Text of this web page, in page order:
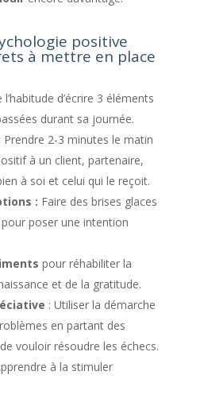
positive
à mettre en place
l’habitude d’écrire 3 éléments
durant sa journée.
: Prendre 2-3 minutes le matin
à un client, partenaire,
à soi et celui qui le reçoit.
: Faire des brises glaces
poser une intention
pour réhabiliter la
et de la gratitude.
: Utiliser la démarche
en partant des
vouloir résoudre les échecs.
à la stimuler